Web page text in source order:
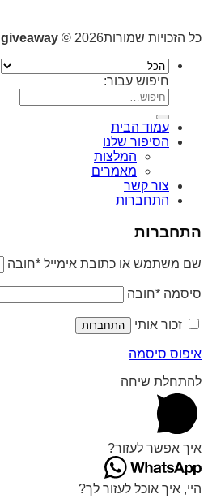
כל הזכויות שמורות2026 © giveaway
חיפוש עבור:
עמוד הבית
הסיפור שלנו
המלצות
מאמרים
צור קשר
התחברות
התחברות
שם משתמש או כתובת אימייל *חובה
סיסמה *חובה
זכור אותי התחברות
איפוס סיסמה
להתחלת שיחה
איך אפשר לעזור?
היי, איך אוכל לעזור לך?